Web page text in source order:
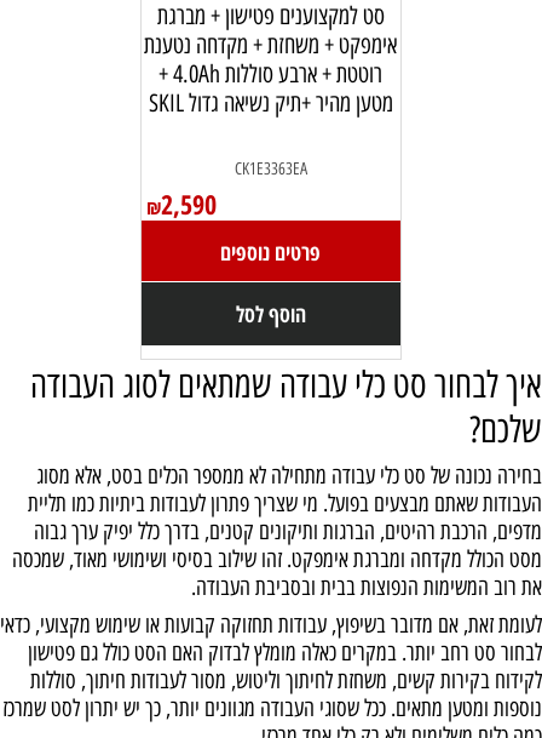
סט למקצוענים פטישון + מברגת
אימפקט + משחזת + מקדחה נטענת
רוטטת + ארבע סוללות 4.0Ah +
מטען מהיר +תיק נשיאה גדול SKIL
CK1E3363EA
₪2,590
פרטים נוספים
הוסף לסל
איך לבחור סט כלי עבודה שמתאים לסוג העבודה
שלכם?
בחירה נכונה של סט כלי עבודה מתחילה לא ממספר הכלים בסט, אלא מסוג
העבודות שאתם מבצעים בפועל. מי שצריך פתרון לעבודות ביתיות כמו תליית
מדפים, הרכבת רהיטים, הברגות ותיקונים קטנים, בדרך כלל יפיק ערך גבוה
מסט הכולל מקדחה ומברגת אימפקט. זהו שילוב בסיסי ושימושי מאוד, שמכסה
את רוב המשימות הנפוצות בבית ובסביבת העבודה.
לעומת זאת, אם מדובר בשיפוץ, עבודות תחזוקה קבועות או שימוש מקצועי, כדאי
לבחור סט רחב יותר. במקרים כאלה מומלץ לבדוק האם הסט כולל גם פטישון
לקידוח בקירות קשים, משחזת לחיתוך וליטוש, מסור לעבודות חיתוך, סוללות
נוספות ומטען מתאים. ככל שסוגי העבודה מגוונים יותר, כך יש יתרון לסט שמרכז